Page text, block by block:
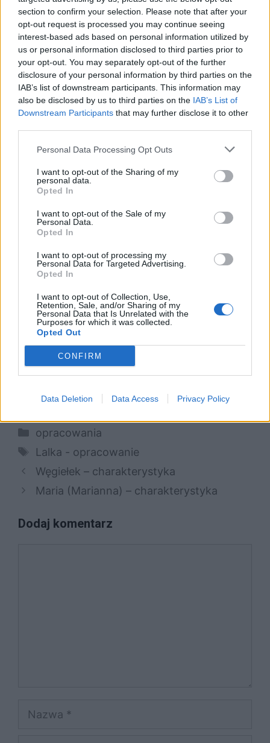
section to confirm your selection. Please note that after your
opt-out request is processed you may continue seeing
interest-based ads based on personal information utilized by
us or personal information disclosed to third parties prior to
your opt-out. You may separately opt-out of the further
disclosure of your personal information by third parties on the
IAB’s list of downstream participants. This information may
also be disclosed by us to third parties on the IAB’s List of
Downstream Participants that may further disclose it to other
Personal Data Processing Opt Outs
I want to opt-out of the Sharing of my
personal data.
Opted In
I want to opt-out of the Sale of my
Personal Data.
Opted In
I want to opt-out of processing my
Personal Data for Targeted Advertising.
Opted In
I want to opt-out of Collection, Use,
Retention, Sale, and/or Sharing of my
Personal Data that Is Unrelated with the
Purposes for which it was collected.
Opted Out
CONFIRM
Data Deletion Data Access Privacy Policy
sposób próbuje sobie poradzić w życiu.
Sprawdź także:
Wolna wola człowieka czy siły od
niego niezależne – co przede
Roz­waż pro­blem i uza­sad­nij swo­je
frag­men­tu Lalki, całego utworu
kul­tu­ry.
element kultury czy niepotrzebny
anachronizm? Rozważ problem i
uzasadnij swoje zdanie, odwołując się
do fragmentu Lalki, całej powieści
Bolesława Prusa oraz wybranego
tekstu kultury.
Utylitaryzm w Lalce
Julian Ochocki – charakterystyka
Kategorie
opracowania
Tagi
Lalka - opracowanie
Węgiełek – charakterystyka
Maria (Marianna) – charakterystyka
Dodaj komentarz
Nazwa